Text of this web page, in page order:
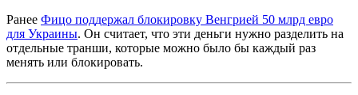
Ранее Фицо поддержал блокировку Венгрией 50 млрд евро
для Украины. Он считает, что эти деньги нужно разделить на
отдельные транши, которые можно было бы каждый раз
менять или блокировать.